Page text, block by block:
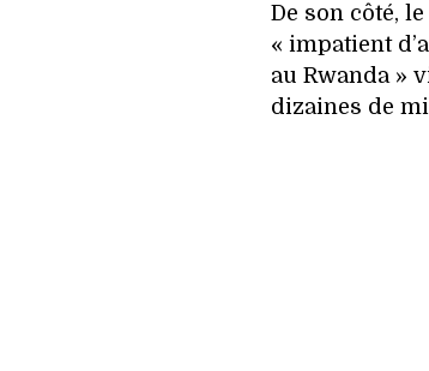
De son côté,
« impatient
au Rwanda »
dizaines de